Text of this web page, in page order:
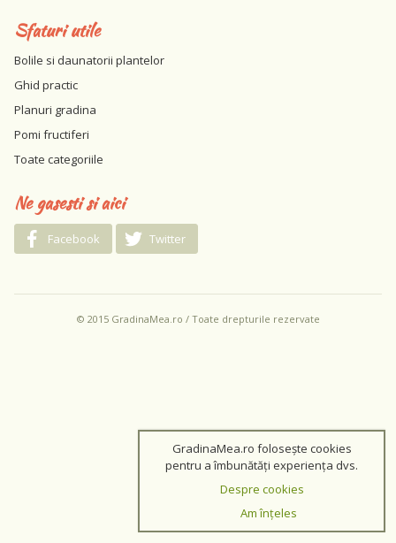
Sfaturi utile
Bolile si daunatorii plantelor
Ghid practic
Planuri gradina
Pomi fructiferi
Toate categoriile
Ne gasesti si aici
Facebook Twitter
© 2015 GradinaMea.ro / Toate drepturile rezervate
GradinaMea.ro folosește cookies
pentru a îmbunătăți experiența dvs.
Despre cookies
Am înțeles